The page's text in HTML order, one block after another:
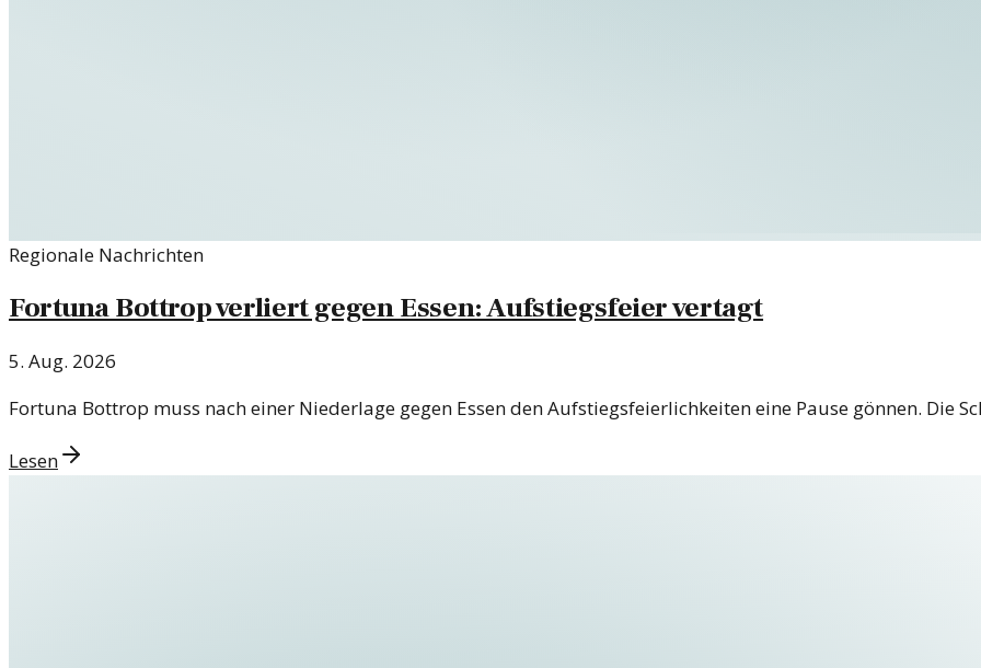
Regionale Nachrichten
Fortuna Bottrop verliert gegen Essen: Aufstiegsfeier vertagt
5. Aug. 2026
Fortuna Bottrop muss nach einer Niederlage gegen Essen den Aufstiegsfeierlichkeiten eine Pause gönnen. Die
Lesen